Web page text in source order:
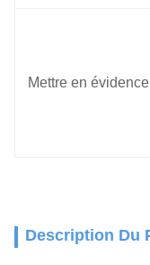
Mettre en
Description Du